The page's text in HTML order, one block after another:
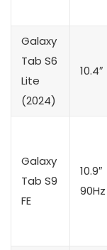
Galaxy
Tab S6
Lite
(2024)
10.4″
Galaxy
Tab S9
FE
10.9″
90Hz